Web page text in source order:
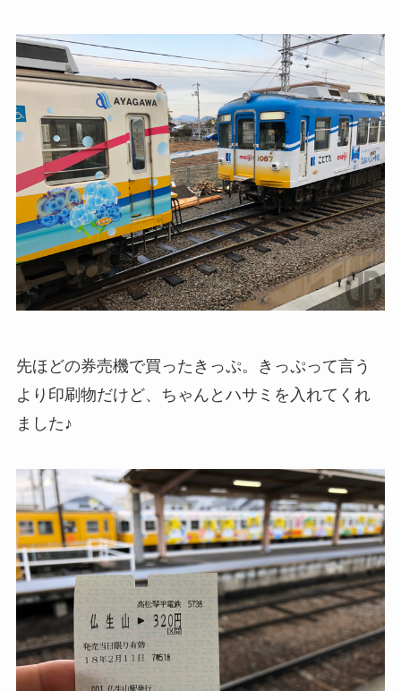
先ほどの券売機で買ったきっぷ。きっぷって言う
より印刷物だけど、ちゃんとハサミを入れてくれ
ました♪